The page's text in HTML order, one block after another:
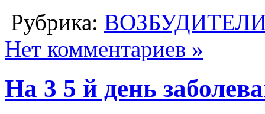
Рубрика:
Нет комментариев »
На 3 5 й день